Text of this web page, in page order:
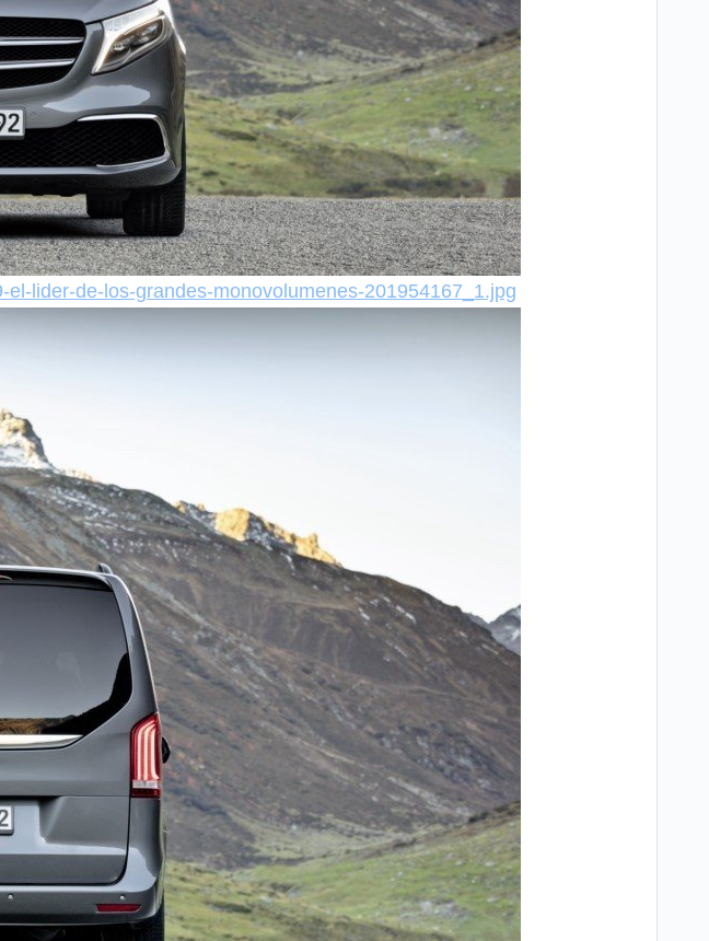
lider-de-los-grandes-monovolumenes-201954167_1.jpg